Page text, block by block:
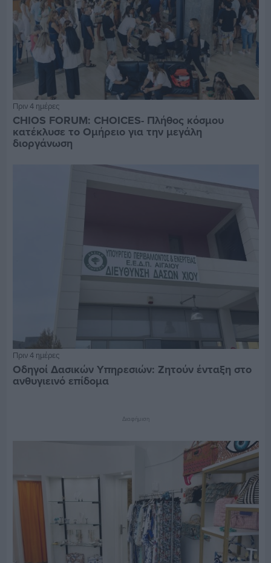
Πριν 4 ημέρες
CHIOS FORUM: CHOICES- Πλήθος κόσμου
κατέκλυσε το Ομήρειο για την μεγάλη
διοργάνωση
Πριν 4 ημέρες
Οδηγοί Δασικών Υπηρεσιών: Ζητούν ένταξη στο
ανθυγιεινό επίδομα
Διαφήμιση